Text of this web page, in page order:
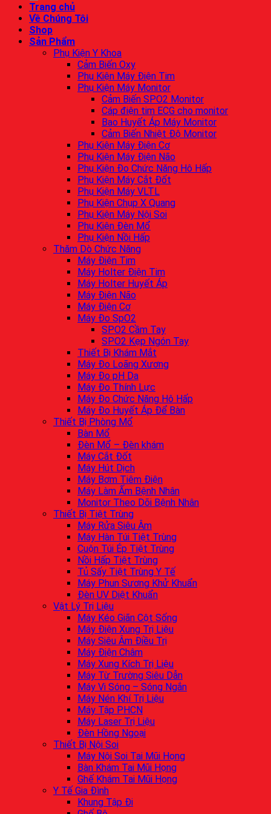
Trang chủ
Về Chúng Tôi
Shop
Sản Phẩm
Phụ Kiện Y Khoa
Cảm Biến Oxy
Phụ Kiện Máy Điện Tim
Phụ Kiện Máy Monitor
Cảm Biến SPO2 Monitor
Cáp điện tim ECG cho monitor
Bao Huyết Áp Máy Monitor
Cảm Biến Nhiệt Độ Monitor
Phụ Kiện Máy Điện Cơ
Phụ Kiện Máy Điện Não
Phụ Kiện Đo Chức Năng Hô Hấp
Phụ Kiện Máy Cắt Đốt
Phụ Kiện Máy VLTL
Phụ Kiện Chụp X Quang
Phụ Kiện Máy Nội Soi
Phụ Kiện Đèn Mổ
Phụ Kiện Nồi Hấp
Thăm Dò Chức Năng
Máy Điện Tim
Máy Holter Điện Tim
Máy Holter Huyết Áp
Máy Điện Não
Máy Điện Cơ
Máy Đo SpO2
SPO2 Cầm Tay
SPO2 Kẹp Ngón Tay
Thiết Bị Khám Mắt
Máy Đo Loãng Xương
Máy Đo pH Da
Máy Đo Thính Lực
Máy Đo Chức Năng Hô Hấp
Máy Đo Huyết Áp Để Bàn
Thiết Bị Phòng Mổ
Bàn Mổ
Đèn Mổ – Đèn khám
Máy Cắt Đốt
Máy Hút Dịch
Máy Bơm Tiêm Điện
Máy Làm Ấm Bệnh Nhân
Monitor Theo Dõi Bệnh Nhân
Thiết Bị Tiệt Trùng
Máy Rửa Siêu Âm
Máy Hàn Túi Tiệt Trùng
Cuộn Túi Ép Tiệt Trùng
Nồi Hấp Tiệt Trùng
Tủ Sấy Tiệt Trùng Y Tế
Máy Phun Sương Khử Khuẩn
Đèn UV Diệt Khuẩn
Vật Lý Trị Liệu
Máy Kéo Giãn Cột Sống
Máy Điện Xung Trị Liệu
Máy Siêu Âm Điều Trị
Máy Điện Châm
Máy Xung Kích Trị Liệu
Máy Từ Trường Siêu Dẫn
Máy Vi Sóng – Sóng Ngắn
Máy Nén Khí Trị Liệu
Máy Tập PHCN
Máy Laser Trị Liệu
Đèn Hồng Ngoại
Thiết Bị Nội Soi
Máy Nội Soi Tai Mũi Họng
Bàn Khám Tai Mũi Họng
Ghế Khám Tai Mũi Họng
Y Tế Gia Đình
Khung Tập Đi